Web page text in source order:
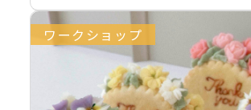
ワークショップ